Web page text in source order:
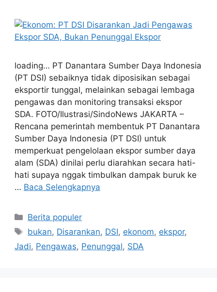
loading… PT Danantara Sumber Daya Indonesia
(PT DSI) sebaiknya tidak diposisikan sebagai
eksportir tunggal, melainkan sebagai lembaga
pengawas dan monitoring transaksi ekspor
SDA. FOTO/Ilustrasi/SindoNews JAKARTA –
Rencana pemerintah membentuk PT Danantara
Sumber Daya Indonesia (PT DSI) untuk
memperkuat pengelolaan ekspor sumber daya
alam (SDA) dinilai perlu diarahkan secara hati-
hati supaya nggak timbulkan dampak buruk ke
… Baca Selengkapnya
Kategori
Berita populer
Tag
bukan, Disarankan, DSI, ekonom, ekspor,
Jadi, Pengawas, Penunggal, SDA